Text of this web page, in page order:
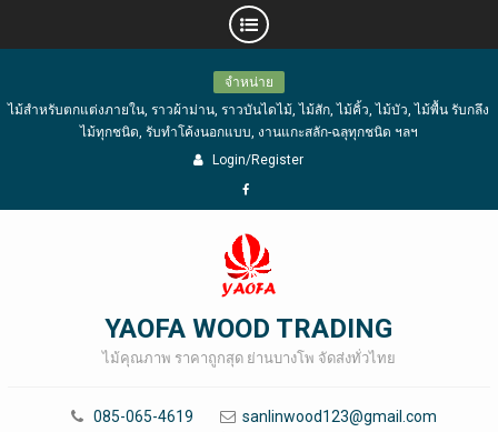
content
จำหน่าย
ไม้สำหรับตกแต่งภายใน, ราวผ้าม่าน, ราวบันไดไม้, ไม้สัก, ไม้คิ้ว, ไม้บัว, ไม้พื้น รับกลึง
ไม้ทุกชนิด, รับทำโค้งนอกแบบ, งานแกะสลัก-ฉลุทุกชนิด ฯลฯ
Login/Register
Facebook
YAOFA WOOD TRADING
ไม้คุณภาพ ราคาถูกสุด ย่านบางโพ จัดส่งทั่วไทย
085-065-4619
sanlinwood123@gmail.com